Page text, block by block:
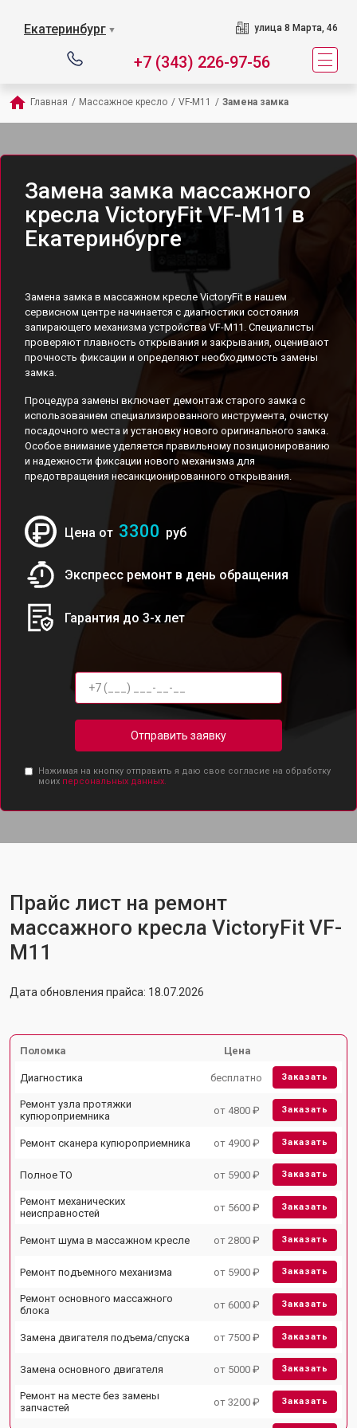
Екатеринбург ▼ улица 8 Марта, 46
+7 (343) 226-97-56
Главная / Массажное кресло / VF-M11 / Замена замка
Замена замка массажного
кресла VictoryFit VF-M11 в
Екатеринбурге
Замена замка в массажном кресле VictoryFit в нашем
сервисном центре начинается с диагностики состояния
запирающего механизма устройства VF-M11. Специалисты
проверяют плавность открывания и закрывания, оценивают
прочность фиксации и определяют необходимость замены
замка.
Процедура замены включает демонтаж старого замка с
использованием специализированного инструмента, очистку
посадочного места и установку нового оригинального замка.
Особое внимание уделяется правильному позиционированию
и надежности фиксации нового механизма для
предотвращения несанкционированного открывания.
Цена от 3300 руб
Экспресс ремонт в день обращения
Гарантия до 3-х лет
Отправить заявку
Нажимая на кнопку отправить я даю свое согласие на обработку
моих персональных данных.
Прайс лист на ремонт
массажного кресла VictoryFit VF-
M11
Дата обновления прайса: 18.07.2026
Поломка Цена
Диагностика бесплатно Заказать
Ремонт узла протяжки
купюроприемника
от 4800 ₽ Заказать
Ремонт сканера купюроприемника от 4900 ₽ Заказать
Полное ТО от 5900 ₽ Заказать
Ремонт механических
неисправностей
от 5600 ₽ Заказать
Ремонт шума в массажном кресле от 2800 ₽ Заказать
Ремонт подъемного механизма от 5900 ₽ Заказать
Ремонт основного массажного
блока
от 6000 ₽ Заказать
Замена двигателя подъема/спуска от 7500 ₽ Заказать
Замена основного двигателя от 5000 ₽ Заказать
Ремонт на месте без замены
запчастей
от 3200 ₽ Заказать